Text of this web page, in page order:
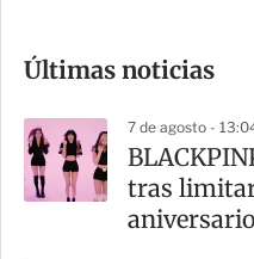
m
a
r
t
Últimas noticias
7 de agosto -
tras limitar